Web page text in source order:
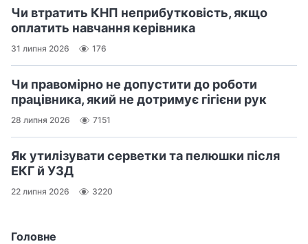
Головне
Чи втратить КНП неприбутковість, якщо
оплатить навчання керівника
31 липня 2026 176
Чи правомірно не допустити до роботи
працівника, який не дотримує гігієни рук
28 липня 2026 7151
Як утилізувати серветки та пелюшки після
ЕКГ й УЗД
22 липня 2026 3220